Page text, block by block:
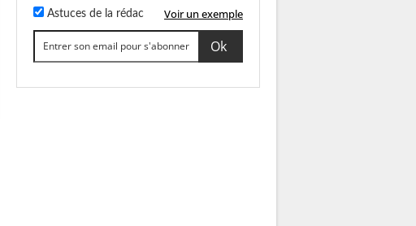
Astuces de la rédac Voir un exemple